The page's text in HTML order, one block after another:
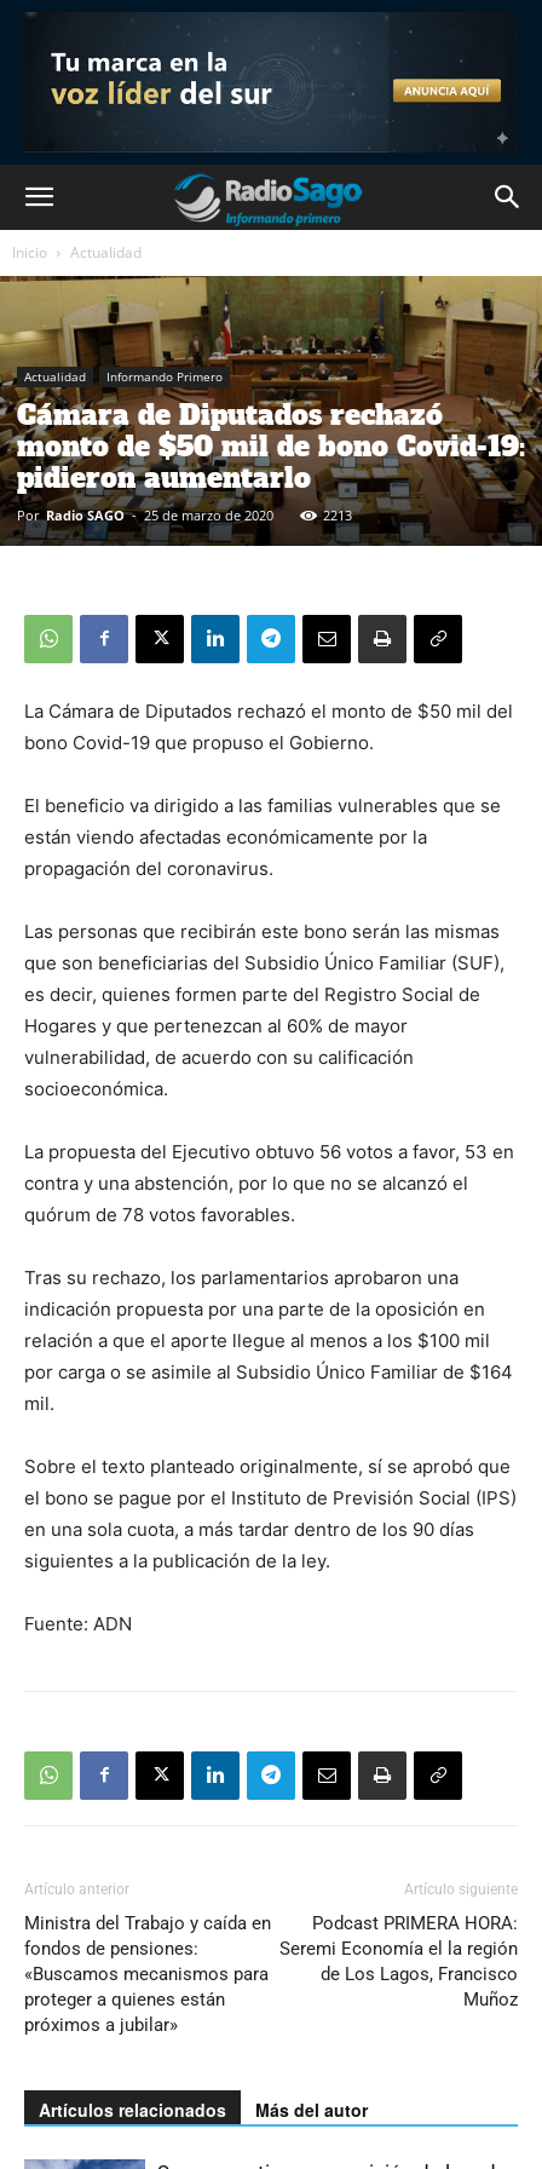
Inicio Actualidad
Actualidad Informando Primero
Cámara de Diputados rechazó
monto de $50 mil de bono Covid-19:
pidieron aumentarlo
Por Radio SAGO - 25 de marzo de 2020 2213
La Cámara de Diputados rechazó el monto de $50 mil del
bono Covid-19 que propuso el Gobierno.
El beneficio va dirigido a las familias vulnerables que se
están viendo afectadas económicamente por la
propagación del coronavirus.
Las personas que recibirán este bono serán las mismas
que son beneficiarias del Subsidio Único Familiar (SUF),
es decir, quienes formen parte del Registro Social de
Hogares y que pertenezcan al 60% de mayor
vulnerabilidad, de acuerdo con su calificación
socioeconómica.
La propuesta del Ejecutivo obtuvo 56 votos a favor, 53 en
contra y una abstención, por lo que no se alcanzó el
quórum de 78 votos favorables.
Tras su rechazo, los parlamentarios aprobaron una
indicación propuesta por una parte de la oposición en
relación a que el aporte llegue al menos a los $100 mil
por carga o se asimile al Subsidio Único Familiar de $164
mil.
Sobre el texto planteado originalmente, sí se aprobó que
el bono se pague por el Instituto de Previsión Social (IPS)
en una sola cuota, a más tardar dentro de los 90 días
siguientes a la publicación de la ley.
Fuente: ADN
Artículo anterior
Ministra del Trabajo y caída en
fondos de pensiones:
«Buscamos mecanismos para
proteger a quienes están
próximos a jubilar»
Artículo siguiente
Podcast PRIMERA HORA:
Seremi Economía el la región
de Los Lagos, Francisco
Muñoz
Artículos relacionados Más del autor